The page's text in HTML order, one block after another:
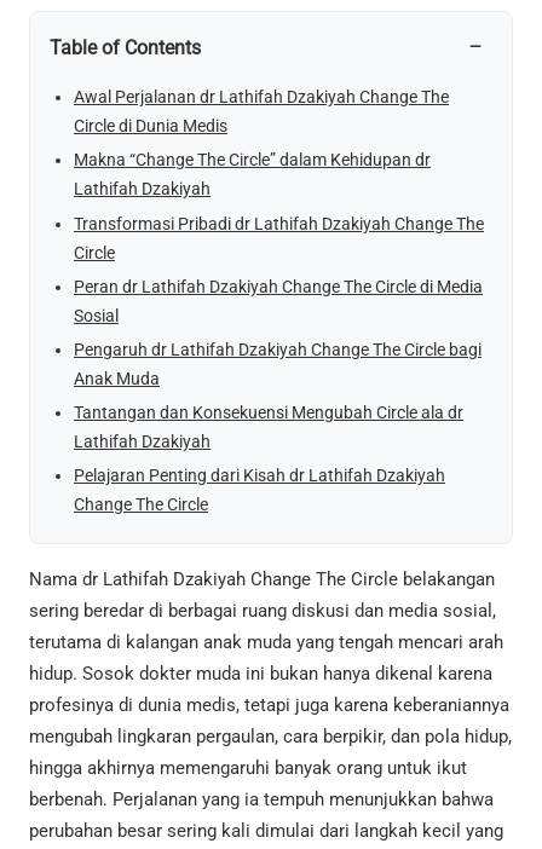
Table of Contents −
Awal Perjalanan dr Lathifah Dzakiyah Change The
Circle di Dunia Medis
Makna “Change The Circle” dalam Kehidupan dr
Lathifah Dzakiyah
Transformasi Pribadi dr Lathifah Dzakiyah Change The
Circle
Peran dr Lathifah Dzakiyah Change The Circle di Media
Sosial
Pengaruh dr Lathifah Dzakiyah Change The Circle bagi
Anak Muda
Tantangan dan Konsekuensi Mengubah Circle ala dr
Lathifah Dzakiyah
Pelajaran Penting dari Kisah dr Lathifah Dzakiyah
Change The Circle
Nama dr Lathifah Dzakiyah Change The Circle belakangan
sering beredar di berbagai ruang diskusi dan media sosial,
terutama di kalangan anak muda yang tengah mencari arah
hidup. Sosok dokter muda ini bukan hanya dikenal karena
profesinya di dunia medis, tetapi juga karena keberaniannya
mengubah lingkaran pergaulan, cara berpikir, dan pola hidup,
hingga akhirnya memengaruhi banyak orang untuk ikut
berbenah. Perjalanan yang ia tempuh menunjukkan bahwa
perubahan besar sering kali dimulai dari langkah kecil yang